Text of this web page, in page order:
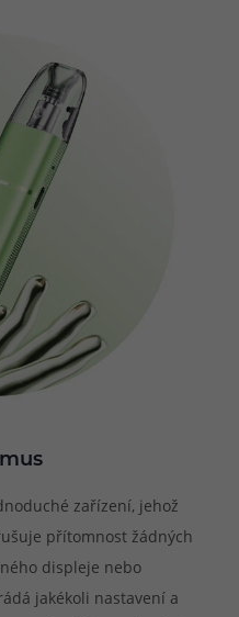
zařízení, jehož
přítomnost žádných
displeje nebo
jakékoli nastavení a